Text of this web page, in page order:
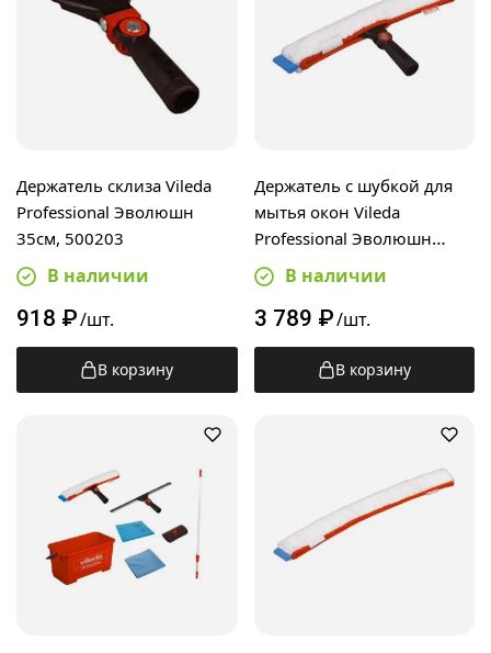
Держатель склиза Vileda
Professional Эволюшн
35см, 500203
В наличии
918 ₽/шт.
В корзину
Держатель с шубкой для
мытья окон Vileda
Professional Эволюшн
45см, для мытья окон,
100813
В наличии
3 789 ₽/шт.
В корзину